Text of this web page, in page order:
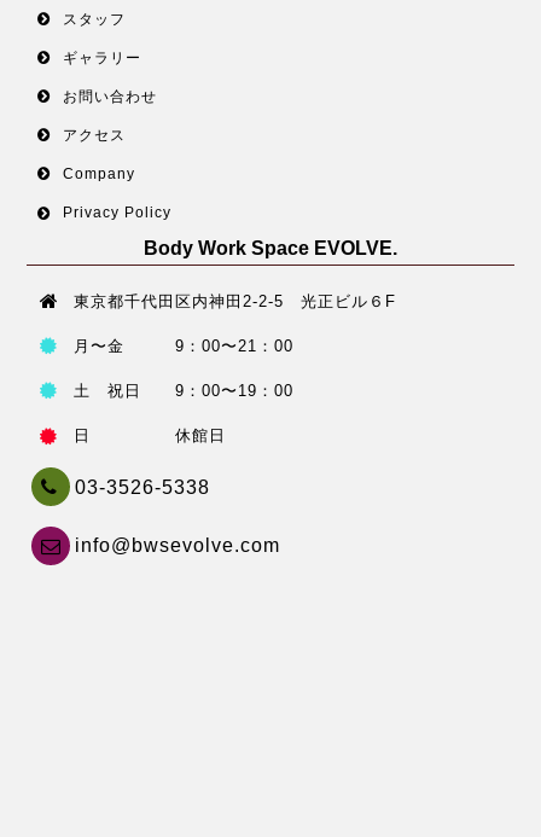
スタッフ
ギャラリー
お問い合わせ
アクセス
Company
Privacy Policy
Body Work Space EVOLVE.
東京都千代田区内神田2-2-5 光正ビル６F
月〜金 9：00〜21：00
土 祝日 9：00〜19：00
日 休館日
03-3526-5338
info@bwsevolve.com